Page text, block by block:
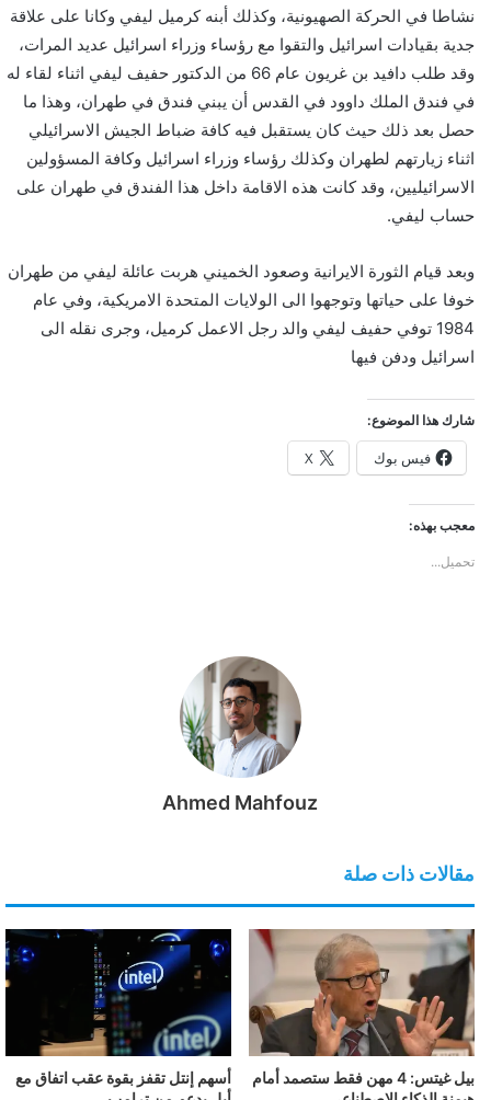
نشاطا في الحركة الصهيونية، وكذلك أبنه كرميل ليفي وكانا على علاقة
جدية بقيادات اسرائيل والتقوا مع رؤساء وزراء اسرائيل عديد المرات،
وقد طلب دافيد بن غريون عام 66 من الدكتور حفيف ليفي اثناء لقاء له
في فندق الملك داوود في القدس أن يبني فندق في طهران، وهذا ما
حصل بعد ذلك حيث كان يستقبل فيه كافة ضباط الجيش الاسرائيلي
اثناء زيارتهم لطهران وكذلك رؤساء وزراء اسرائيل وكافة المسؤولين
الاسرائيليين، وقد كانت هذه الاقامة داخل هذا الفندق في طهران على
حساب ليفي.
وبعد قيام الثورة الايرانية وصعود الخميني هربت عائلة ليفي من طهران
خوفا على حياتها وتوجهوا الى الولايات المتحدة الامريكية، وفي عام
1984 توفي حفيف ليفي والد رجل الاعمل كرميل، وجرى نقله الى
اسرائيل ودفن فيها
شارك هذا الموضوع:
فيس بوك X
معجب بهذه:
تحميل...
Ahmed Mahfouz
مقالات ذات صلة
بيل غيتس: 4 مهن فقط ستصمد أمام
أسهم إنتل تقفز بقوة عقب اتفاق مع